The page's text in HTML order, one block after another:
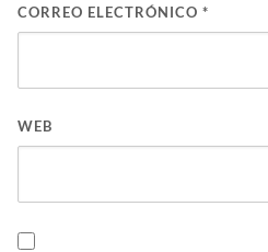
CORREO ELECTRÓNICO *
WEB